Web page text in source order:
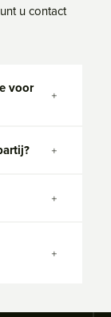
u contact
voor